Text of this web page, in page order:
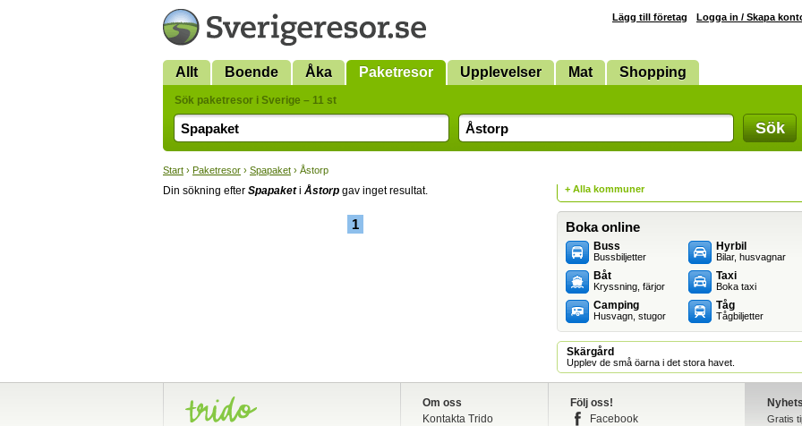
Lägg till företag Logga in / Skapa
Allt Boende Åka Paketresor Upplevelser Mat Shopping
Sök paketresor i Sverige – 11 st
Sök
Start › Paketresor › Spapaket › Åstorp
Din sökning efter Spapaketi Åstorp gav inget resultat.
1
+ Alla kommuner
Boka online
Buss
Bussbiljetter
Båt
Kryssning, färjor
Camping
Husvagn, stugor
Hyrbil
Bilar, husvagnar
Taxi
Boka taxi
Tåg
Tågbiljetter
Skärgård
Upplev de små öarna i det stora havet.
Om oss
Kontakta Trido
Följ oss!
Facebook
Gratis